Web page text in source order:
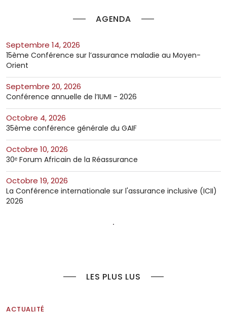
AGENDA
septembre 14, 2026
15ème Conférence sur l’assurance maladie au Moyen-
Orient
septembre 20, 2026
Conférence annuelle de l’IUMI - 2026
octobre 4, 2026
35ème conférence générale du GAIF
octobre 10, 2026
30ᵉ Forum Africain de la Réassurance
octobre 19, 2026
La Conférence internationale sur l'assurance inclusive (ICII)
2026
LES PLUS LUS
ACTUALITÉ